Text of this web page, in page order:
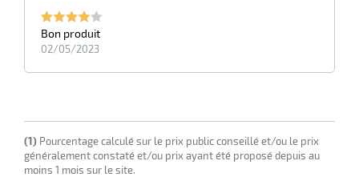
Bon produit
02/05/2023
(1) Pourcentage calculé sur le prix public conseillé et/ou le prix
généralement constaté et/ou prix ayant été proposé depuis au
moins 1 mois sur le site.